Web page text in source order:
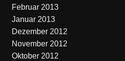
Februar 2013
Januar 2013
Dezember 2012
November 2012
Oktober 2012